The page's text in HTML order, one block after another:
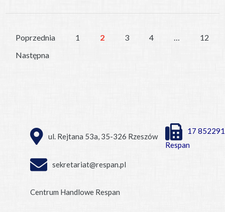
Poprzednia 1 2 3 4 …
12
Następna
ul. Rejtana 53a, 35-326 Rzeszów
17
Respan
sekretariat@respan.pl
Centrum Handlowe Respan